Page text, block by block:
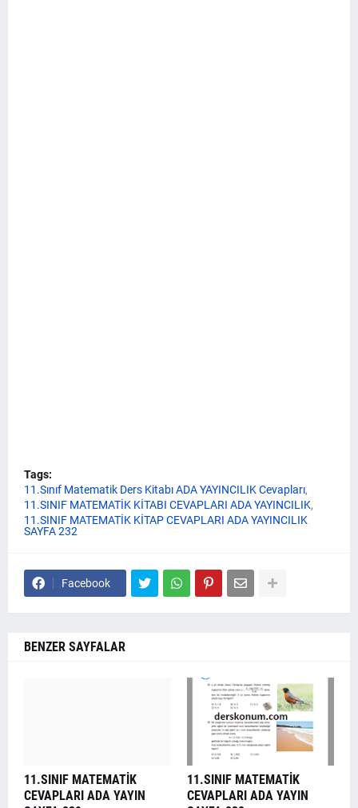
Tags:
11.Sınıf Matematik Ders Kitabı ADA YAYINCILIK Cevapları
11.SINIF MATEMATİK KİTABI CEVAPLARI ADA YAYINCILIK
11.SINIF MATEMATİK KİTAP CEVAPLARI ADA YAYINCILIK
SAYFA 232
Facebook
BENZER SAYFALAR
11.SINIF MATEMATİK
CEVAPLARI ADA YAYIN
11.SINIF MATEMATİK
CEVAPLARI ADA YAYIN